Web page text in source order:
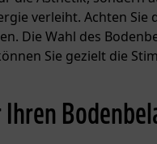
verleiht. Achten Sie
Die Wahl des
Sie gezielt die